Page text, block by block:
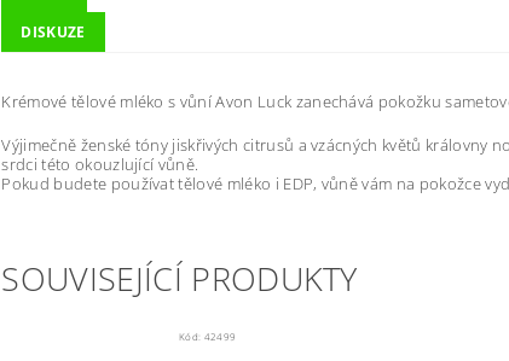
DISKUZE
Krémové tělové mléko s vůní Avon Luck zanechává pokožku
Výjimečně ženské tóny jiskřivých citrusů a vzácných květů královny
srdci této okouzlující vůně.
Pokud budete používat tělové mléko i EDP, vůně vám na pokožce
SOUVISEJÍCÍ PRODUKTY
Kód: 42499